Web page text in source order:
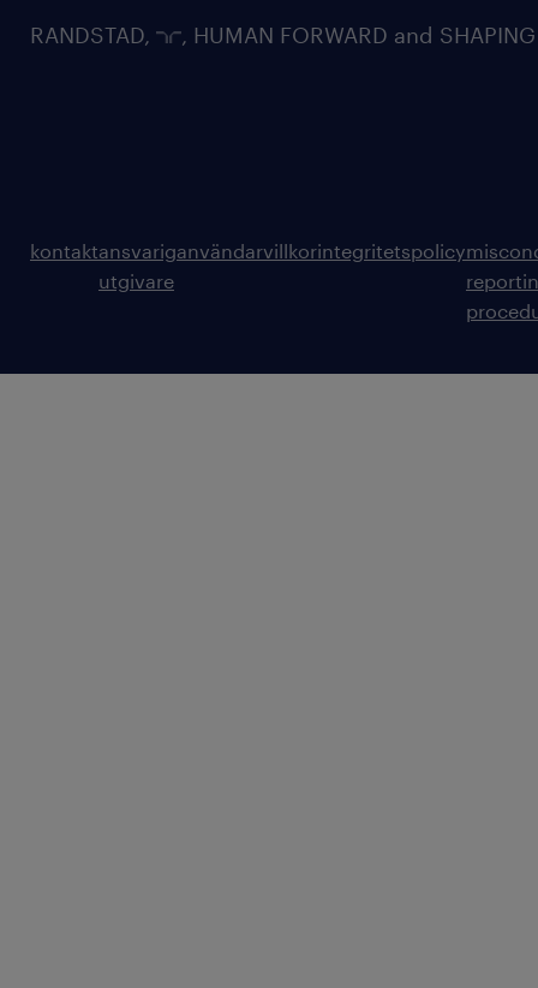
RANDSTAD, , HUMAN FORWARD and
kontaktansvarig
utgivare
användarvillkorintegritetspolicy